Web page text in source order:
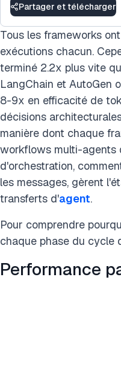
Partager et télécharger
Tous les frameworks
exécutions chacun.
terminé 2.2x plus vite
LangChain et AutoGen
8-9x en efficacité de
décisions
manière dont chaque
workflows multi-agents
d'orchestration,
les messages, gèrent
transferts d'agent.
Pour comprendre
chaque phase du cycle
Performance